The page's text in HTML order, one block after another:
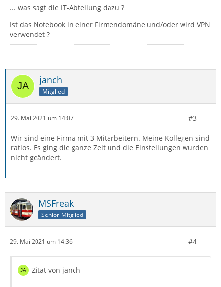
... was sagt die IT-Abteilung dazu ?
Ist das Notebook in einer Firmendomäne und/oder wird VPN
verwendet ?
janch
Mitglied
29. Mai 2021 um 14:07 #3
Wir sind eine Firma mit 3 Mitarbeitern. Meine Kollegen sind
ratlos. Es ging die ganze Zeit und die Einstellungen wurden
nicht geändert.
MSFreak
Senior-Mitglied
29. Mai 2021 um 14:36 #4
Zitat von janch